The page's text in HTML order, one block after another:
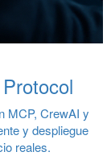
MCP, CrewAI y
y despliegue
reales.